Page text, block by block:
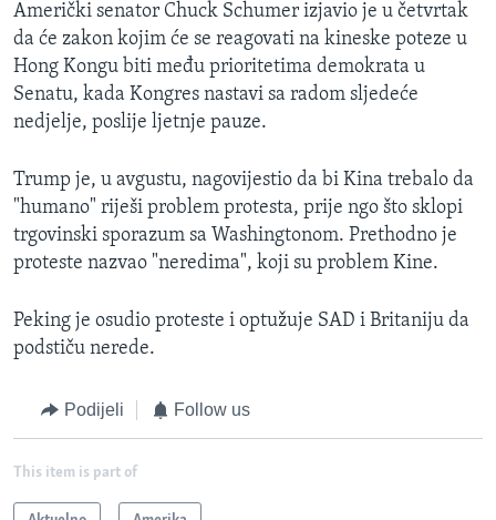
Američki senator Chuck Schumer izjavio je u četvrtak
da će zakon kojim će se reagovati na kineske poteze u
Hong Kongu biti među prioritetima demokrata u
Senatu, kada Kongres nastavi sa radom sljedeće
nedjelje, poslije ljetnje pauze.
Trump je, u avgustu, nagovijestio da bi Kina trebalo da
"humano" riješi problem protesta, prije ngo što sklopi
trgovinski sporazum sa Washingtonom. Prethodno je
proteste nazvao "neredima", koji su problem Kine.
Peking je osudio proteste i optužuje SAD i Britaniju da
podstiču nerede.
Podijeli Follow us
This item is part of